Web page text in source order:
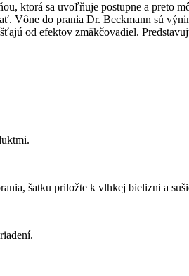
ktorá sa uvoľňuje postupne a preto
Vône do prania Dr. Beckmann sú
od efektov zmäkčovadiel.
šatku priložte k vlhkej bielizni a